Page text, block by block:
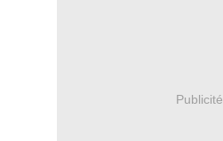
Publicité